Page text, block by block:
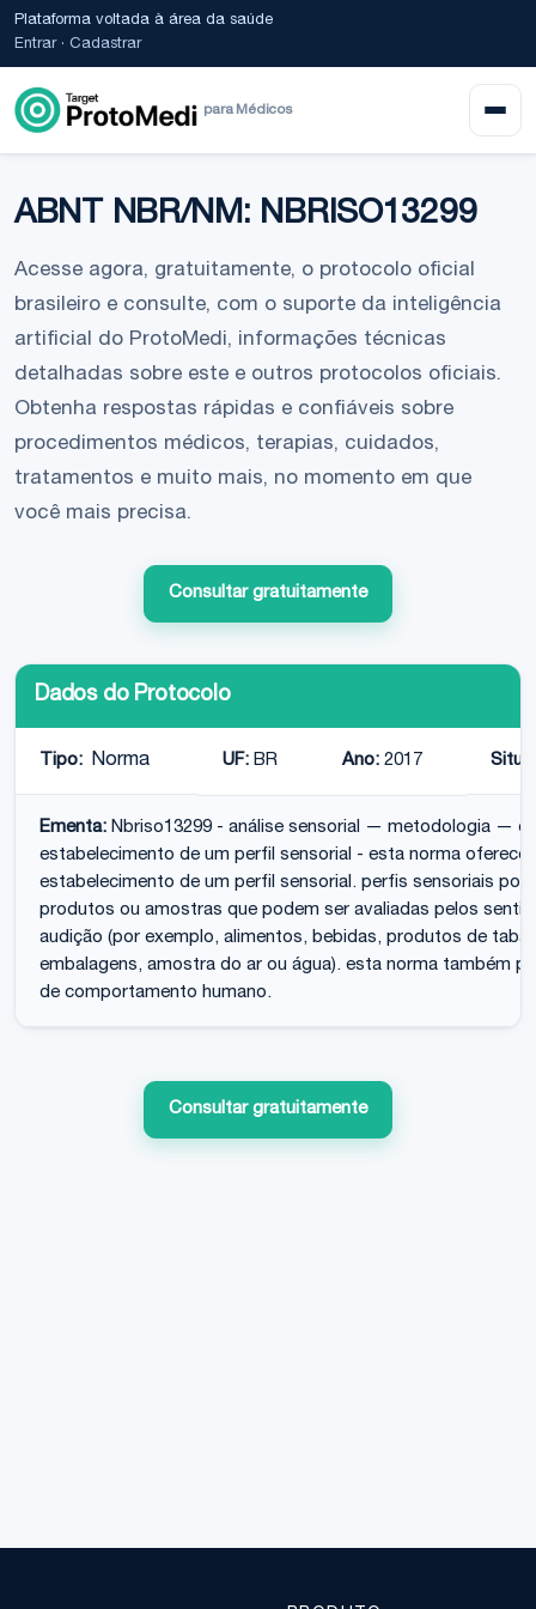
Plataforma voltada à área da saúde
Entrar· Cadastrar
para Médicos
ABNT NBR/NM: NBRISO13299
Acesse agora, gratuitamente, o protocolo oficial
brasileiro e consulte, com o suporte da inteligência
artificial do ProtoMedi, informações técnicas
detalhadas sobre este e outros protocolos oficiais.
Obtenha respostas rápidas e confiáveis sobre
procedimentos médicos, terapias, cuidados,
tratamentos e muito mais, no momento em que
você mais precisa.
Consultar gratuitamente
Dados do Protocolo
Tipo: Norma UF: BR Ano: 2017
Ementa: Nbriso13299 - análise sensorial — metodologia —
estabelecimento de um perfil sensorial - esta norma
estabelecimento de um perfil sensorial. perfis sensoriais
produtos ou amostras que podem ser avaliadas pelos
audição (por exemplo, alimentos, bebidas, produtos de
embalagens, amostra do ar ou água). esta norma também
de comportamento humano.
Consultar gratuitamente